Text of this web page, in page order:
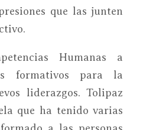
que las junten
Humanas a
formativos para la
liderazgos. Tolipaz
que ha tenido varias